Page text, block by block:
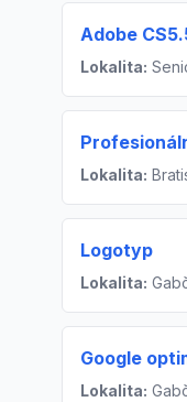
Adobe
Lokalita:
Lokalita:
Logotyp
Lokalita:
Google
Lokalita: